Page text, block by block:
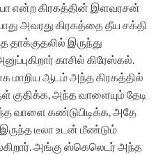
என்ற கிரகத்தின் இளவரசன்
அவரது கிரகத்தை தீய சக்தி
தாக்குதலில் இருந்து
காசில் கிரேஸ்கல்.
மாறிய ஆடம் அந்த கிரகத்தில்
குதிக்க, அந்த வாளையும் தேடி
வாளை கண்டுபிடிக்க, அதே
இருந்த டீலா உடன் மீண்டும்
அங்கு ஸ்கெலெடர் அந்த